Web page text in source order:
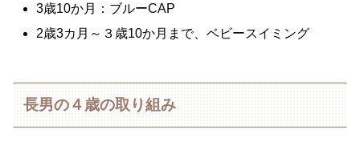
3歳10か月：ブルーCAP
2歳3カ月～３歳10か月まで、ベビースイミング
長男の４歳の取り組み